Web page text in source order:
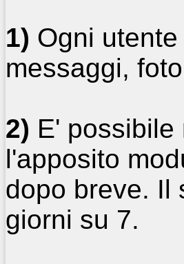
1) Ogni
messaggi,
2) E'
l'apposito
dopo breve. Il
giorni su 7.